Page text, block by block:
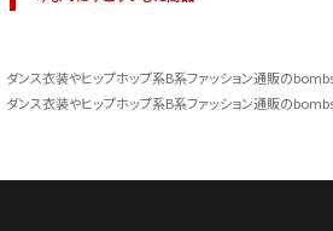
ダンス衣装やヒップホップ系B系ファッション通販の
ダンス衣装やヒップホップ系B系ファッション通販の